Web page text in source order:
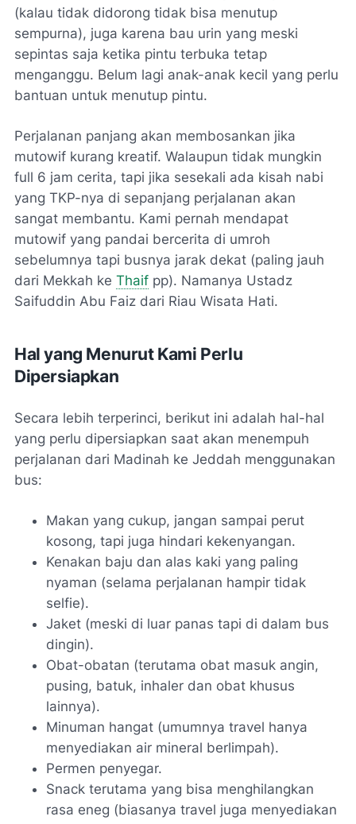
(kalau tidak didorong tidak bisa menutup
sempurna), juga karena bau urin yang meski
sepintas saja ketika pintu terbuka tetap
menganggu. Belum lagi anak-anak kecil yang perlu
bantuan untuk menutup pintu.
Perjalanan panjang akan membosankan jika
mutowif kurang kreatif. Walaupun tidak mungkin
full 6 jam cerita, tapi jika sesekali ada kisah nabi
yang TKP-nya di sepanjang perjalanan akan
sangat membantu. Kami pernah mendapat
mutowif yang pandai bercerita di umroh
sebelumnya tapi busnya jarak dekat (paling jauh
dari Mekkah ke Thaif pp). Namanya Ustadz
Saifuddin Abu Faiz dari Riau Wisata Hati.
Hal yang Menurut Kami Perlu
Dipersiapkan
Secara lebih terperinci, berikut ini adalah hal-hal
yang perlu dipersiapkan saat akan menempuh
perjalanan dari Madinah ke Jeddah menggunakan
bus:
Makan yang cukup, jangan sampai perut
kosong, tapi juga hindari kekenyangan.
Kenakan baju dan alas kaki yang paling
nyaman (selama perjalanan hampir tidak
selfie).
Jaket (meski di luar panas tapi di dalam bus
dingin).
Obat-obatan (terutama obat masuk angin,
pusing, batuk, inhaler dan obat khusus
lainnya).
Minuman hangat (umumnya travel hanya
menyediakan air mineral berlimpah).
Permen penyegar.
Snack terutama yang bisa menghilangkan
rasa eneg (biasanya travel juga menyediakan